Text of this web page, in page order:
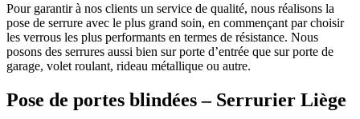
Pour garantir à nos clients un service de qualité, nous réalisons la
pose de serrure avec le plus grand soin, en commençant par choisir
les verrous les plus performants en termes de résistance. Nous
posons des serrures aussi bien sur porte d’entrée que sur porte de
garage, volet roulant, rideau métallique ou autre.
Pose de portes blindées – Serrurier Liège